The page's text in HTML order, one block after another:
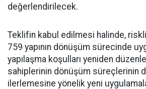
değerlendirilecek.
Teklifin kabul edilmesi halinde,
759 yapının dönüşüm sürecinde
yapılaşma koşulları yeniden
sahiplerinin dönüşüm süreçlerinin
ilerlemesine yönelik yeni